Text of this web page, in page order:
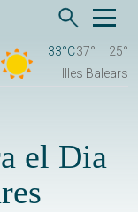
33°C37°
25°
Illes Balears
el Dia